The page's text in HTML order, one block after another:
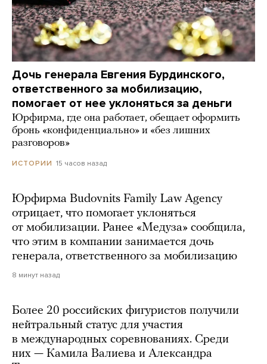
Дочь генерала Евгения Бурдинского,
ответственного за мобилизацию,
помогает от нее уклоняться за деньги
Юрфирма, где она работает, обещает оформить
бронь «конфиденциально» и «без лишних
разговоров»
ИСТОРИИ 15 часов назад
Юрфирма Budovnits Family Law Agency
отрицает, что помогает уклоняться
от мобилизации. Ранее «Медуза» сообщила,
что этим в компании занимается дочь
генерала, ответственного за мобилизацию
8 минут назад
Более 20 российских фигуристов получили
нейтральный статус для участия
в международных соревнованиях. Среди
них — Камила Валиева и Александра